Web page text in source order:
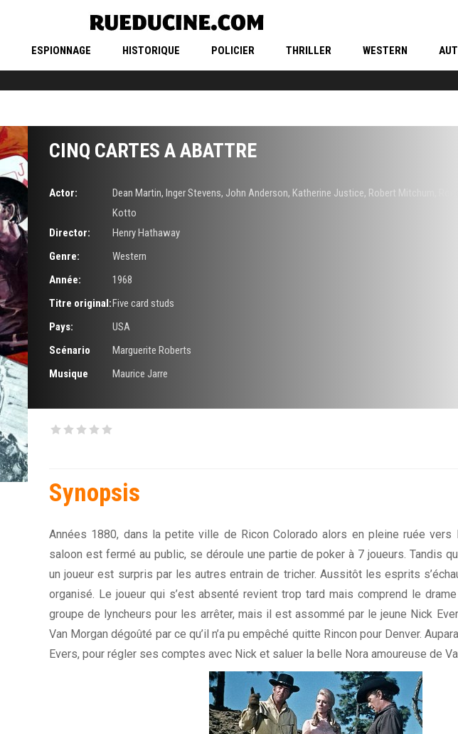
ESPIONNAGE HISTORIQUE POLICIER THRILLER WESTERN
CINQ CARTES A ABATTRE
Actor: Dean Martin, Inger Stevens, John Anderson, Katherine Justice, Robert Mitchum
Kotto
Director:
Henry Hathaway
Genre:
Western
Année:
1968
Titre original:Five card studs
Pays:
USA
Scénario
Marguerite Roberts
Musique
Maurice Jarre
Synopsis
Années 1880, dans la petite ville de Ricon Colorado alors en pleine ruée vers
saloon est fermé au public, se déroule une partie de poker à 7 joueurs. Tandis
un joueur est surpris par les autres entrain de tricher. Aussitôt les esprits
organisé. Le joueur qui s’est absenté revient trop tard mais comprend le
groupe de lyncheurs pour les arrêter, mais il est assommé par le jeune Nick
Van Morgan dégoûté par ce qu’il n’a pu empêché quitte Rincon pour Denver.
Evers, pour régler ses comptes avec Nick et saluer la belle Nora amoureuse de